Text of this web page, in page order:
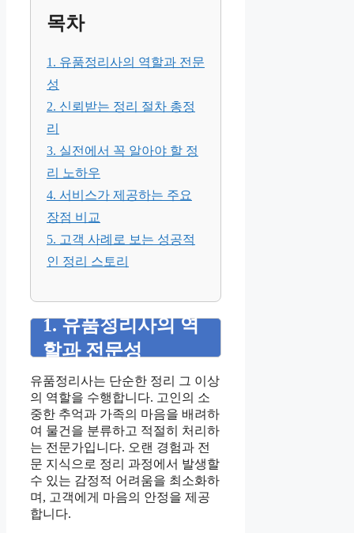
목차
1. 유품정리사의 역할과 전문
성
2. 신뢰받는 정리 절차 총정
리
3. 실전에서 꼭 알아야 할 정
리 노하우
4. 서비스가 제공하는 주요
장점 비교
5. 고객 사례로 보는 성공적
인 정리 스토리
1. 유품정리사의 역
할과 전문성
유품정리사는 단순한 정리 그 이상
의 역할을 수행합니다. 고인의 소
중한 추억과 가족의 마음을 배려하
여 물건을 분류하고 적절히 처리하
는 전문가입니다. 오랜 경험과 전
문 지식으로 정리 과정에서 발생할
수 있는 감정적 어려움을 최소화하
며, 고객에게 마음의 안정을 제공
합니다.